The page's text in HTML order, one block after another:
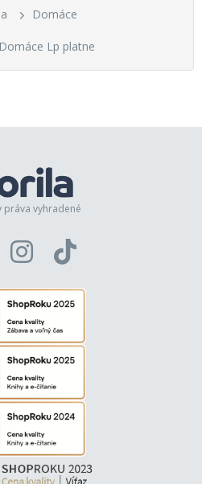
Domáce
Domáce Lp platne
práva vyhradené